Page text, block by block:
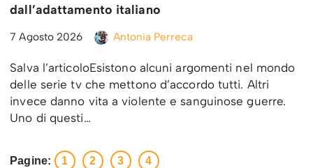
dall’adattamento italiano
7 Agosto 2026 Antonia Perreca
Salva l’articoloEsistono alcuni argomenti nel mondo
delle serie tv che mettono d’accordo tutti. Altri
invece danno vita a violente e sanguinose guerre.
Uno di questi…
Pagine: 1 2 3 4